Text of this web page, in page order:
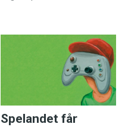
Spelandet får